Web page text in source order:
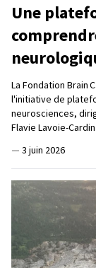
Une
La Fondation Brain
l'initiative de
neurosciences,
Flavie Lavoie-
— 3 juin 2026